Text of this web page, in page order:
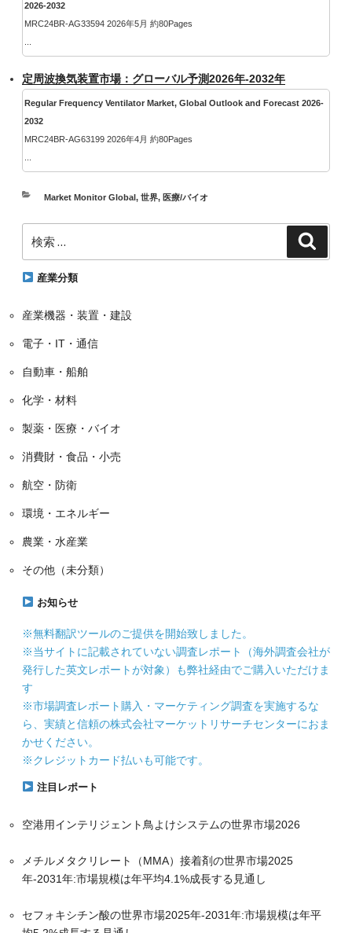
2026-2032
MRC24BR-AG33594 2026年5月 約80Pages
定周波換気装置市場：グローバル予測2026年-2032年
Regular Frequency Ventilator Market, Global Outlook and Forecast 2026-
2032
MRC24BR-AG63199 2026年4月 約80Pages
カ
リ
Market Monitor Global, 世界, 医療/バイオ
索:
産業分類
産業機器・装置・建設
電子・IT・通信
自動車・船舶
化学・材料
製薬・医療・バイオ
消費財・食品・小売
航空・防衛
環境・エネルギー
農業・水産業
その他（未分類）
お知らせ
※無料翻訳ツールのご提供を開始致しました。
※当サイトに記載されていない調査レポート（海外調査会社が
発行した英文レポートが対象）も弊社経由でご購入いただけま
す
※市場調査レポート購入・マーケティング調査を実施するな
ら、実績と信頼の株式会社マーケットリサーチセンターにおま
かせください。
※クレジットカード払いも可能です。
注目レポート
空港用インテリジェント鳥よけシステムの世界市場2026
メチルメタクリレート（MMA）接着剤の世界市場2025
年-2031年:市場規模は年平均4.1%成長する見通し
セフォキシチン酸の世界市場2025年-2031年:市場規模は年平